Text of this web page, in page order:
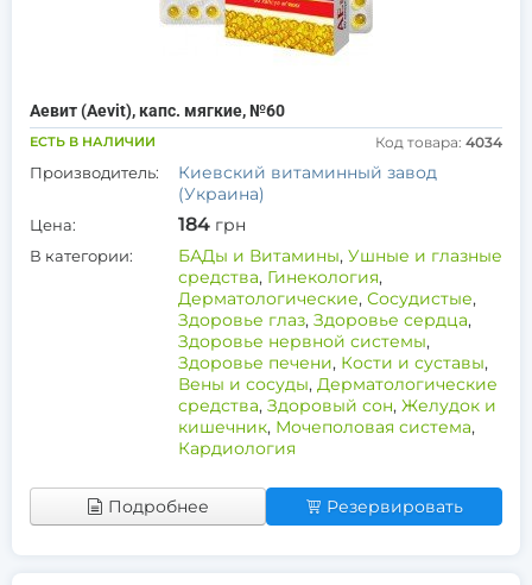
Аевит (Aevit), капс. мягкие, №60
ЕСТЬ В НАЛИЧИИ Код товара: 4034
Производитель:
Киевский витаминный завод
(Украина)
Цена: 184 грн
В категории: БАДы и Витамины, Ушные и глазные
средства, Гинекология,
Дерматологические, Сосудистые,
Здоровье глаз, Здоровье сердца,
Здоровье нервной системы,
Здоровье печени, Кости и суставы,
Вены и сосуды, Дерматологические
средства, Здоровый сон, Желудок и
кишечник, Мочеполовая система,
Кардиология
Подробнее Резервировать